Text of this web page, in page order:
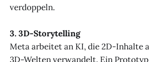
verdoppeln.
3. 3D-Storytelling
Meta arbeitet an KI, die 2D-Inhalte
3D-Welten verwandelt. Ein